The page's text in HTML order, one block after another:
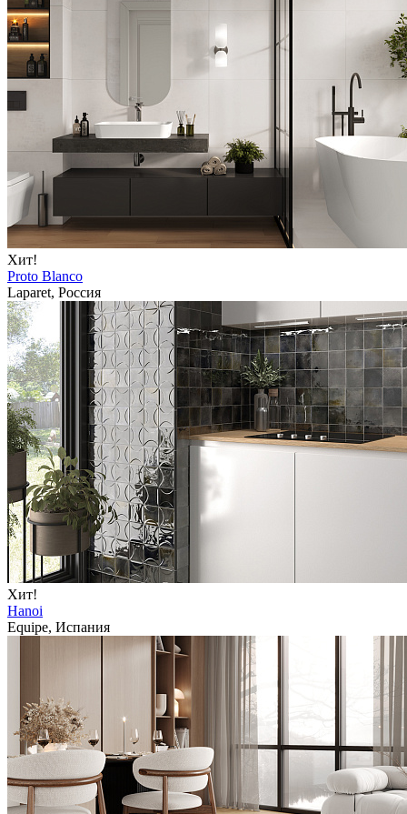
Хит!
Proto Blanco
Laparet, Россия
Хит!
Hanoi
Equipe, Испания